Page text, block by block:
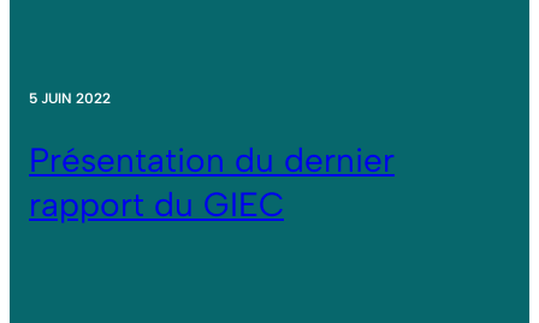
5 JUIN 2022
Présentation du dernier
rapport du GIEC